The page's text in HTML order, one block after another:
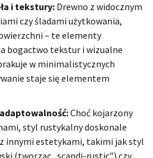
i tekstury: Drewno z widocznym
czy śladami użytkowania,
– te elementy
bogactwo tekstur i wizualne
w minimalistycznych
staje się elementem
Choć kojarzony
styl rustykalny doskonale
innymi estetykami, takimi jak styl